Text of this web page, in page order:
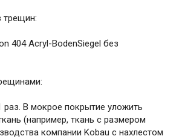
трещин:
404 Acryl-BodenSiegel без
раз. В мокрое покрытие уложить
(например, ткань с размером
компании Kobau с нахлестом